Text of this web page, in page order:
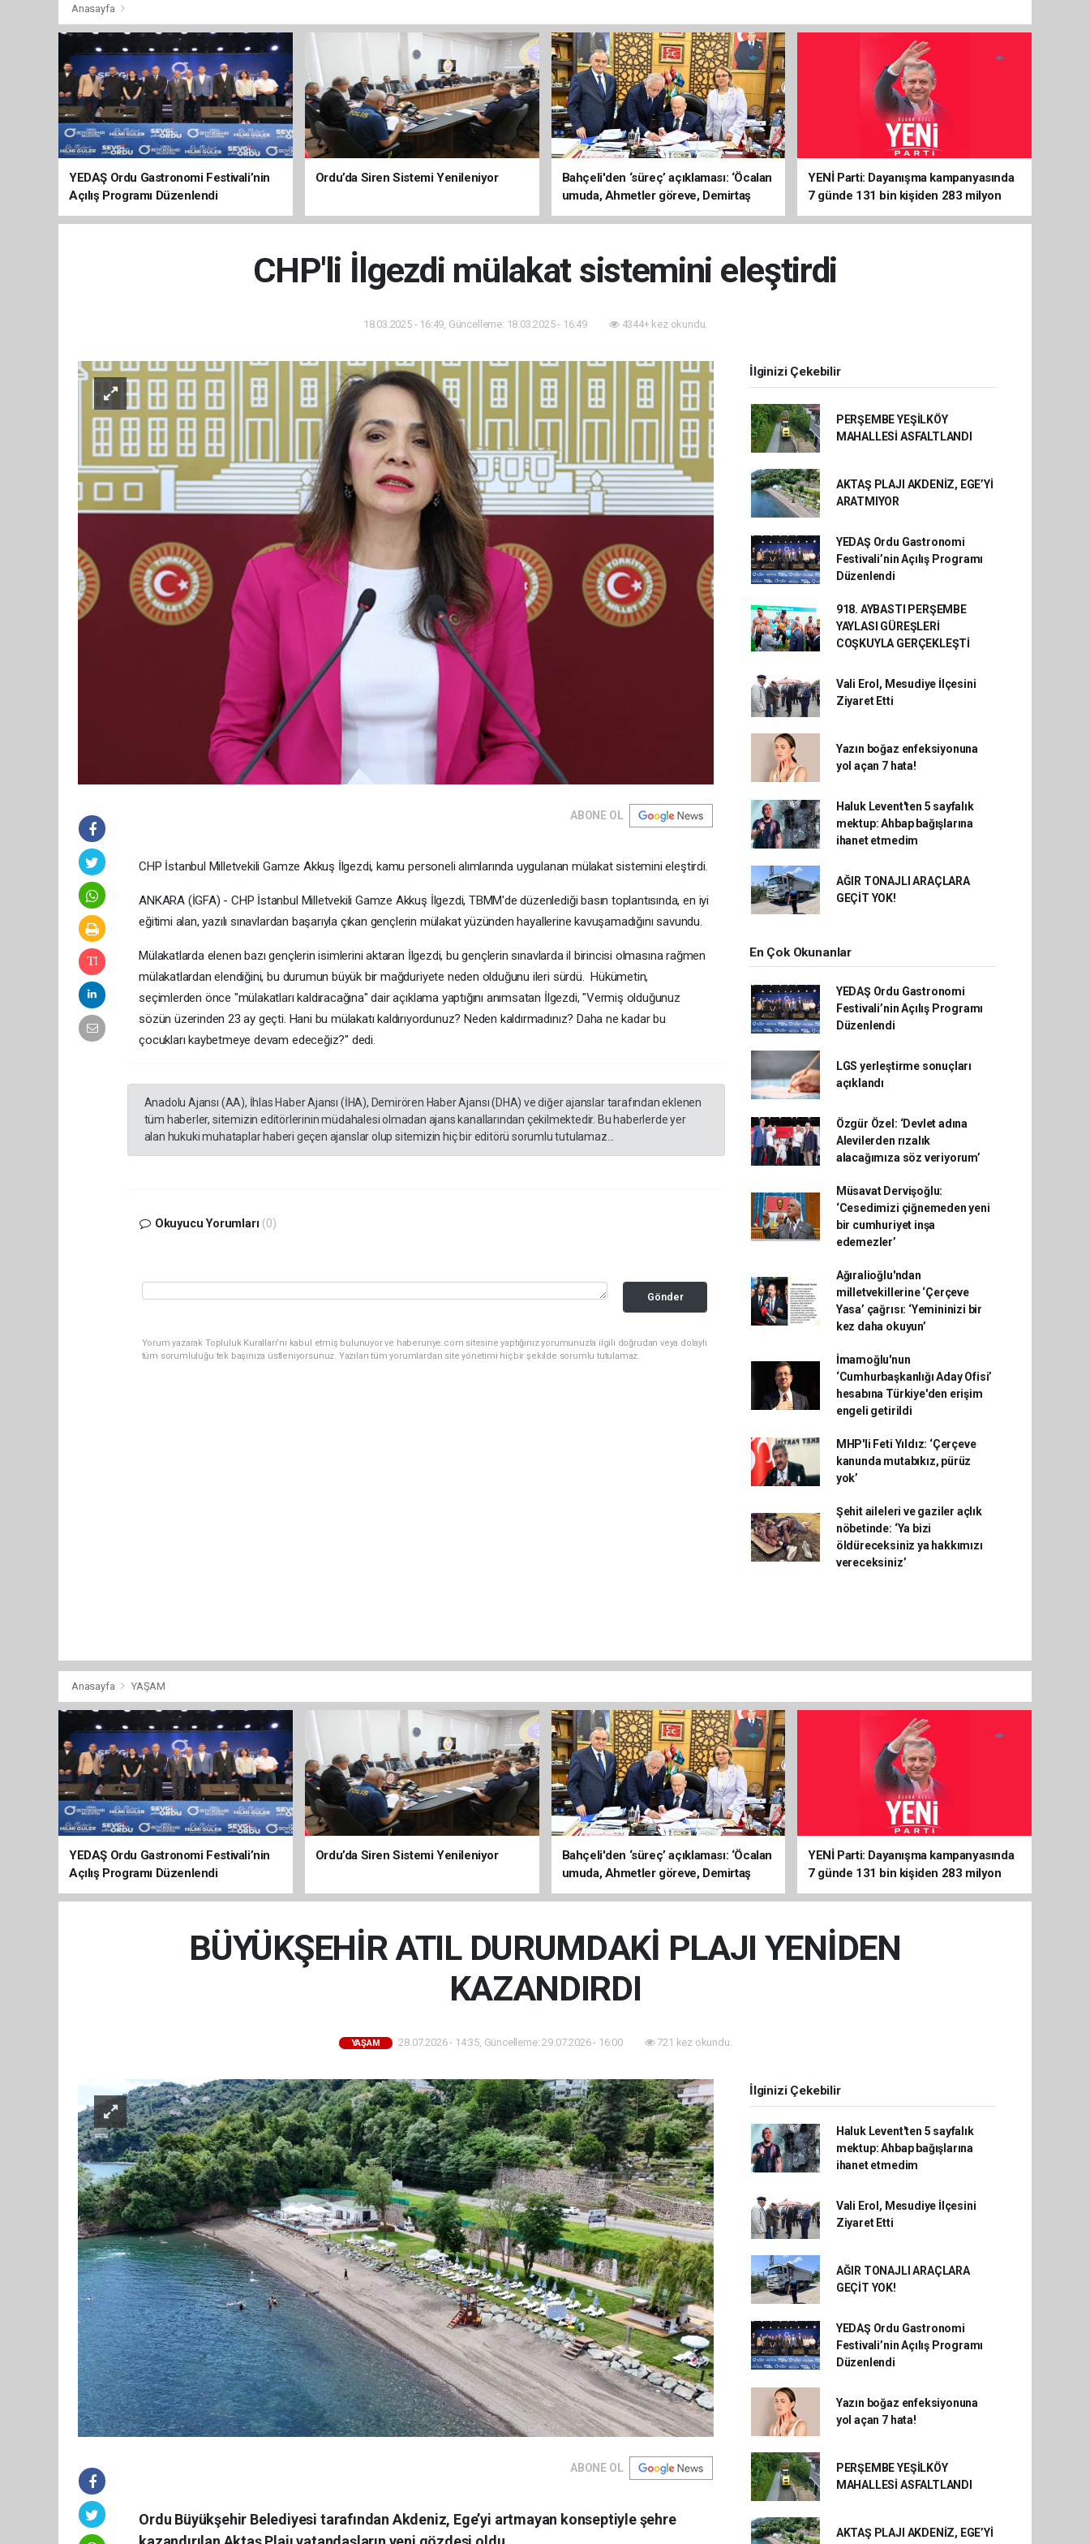
Anasayfa
YEDAŞ Ordu Gastronomi Festivali’nin
Açılış Programı Düzenlendi
Ordu’da Siren Sistemi Yenileniyor
Bahçeli'den ‘süreç’ açıklaması: ‘Öcalan
umuda, Ahmetler göreve, Demirtaş
evine dönmeli’
YENİ Parti: Dayanışma kampanyasında
7 günde 131 bin kişiden 283 milyon
liralık destek
CHP'li İlgezdi mülakat sistemini eleştirdi
18.03.2025 - 16:49, Güncelleme: 18.03.2025 - 16:49 4344+ kez okundu.
ABONE OL
CHP İstanbul Milletvekili Gamze Akkuş İlgezdi, kamu personeli alımlarında uygulanan mülakat sistemini eleştirdi.
ANKARA (İGFA) - CHP İstanbul Milletvekili Gamze Akkuş İlgezdi, TBMM'de düzenlediği basın toplantısında, en iyi
eğitimi alan, yazılı sınavlardan başarıyla çıkan gençlerin mülakat yüzünden hayallerine kavuşamadığını savundu.
Mülakatlarda elenen bazı gençlerin isimlerini aktaran İlgezdi, bu gençlerin sınavlarda il birincisi olmasına rağmen
mülakatlardan elendiğini, bu durumun büyük bir mağduriyete neden olduğunu ileri sürdü. Hükümetin,
seçimlerden önce "mülakatları kaldıracağına" dair açıklama yaptığını anımsatan İlgezdi, "Vermiş olduğunuz
sözün üzerinden 23 ay geçti. Hani bu mülakatı kaldırıyordunuz? Neden kaldırmadınız? Daha ne kadar bu
çocukları kaybetmeye devam edeceğiz?" dedi.
Anadolu Ajansı (AA), İhlas Haber Ajansı (İHA), Demirören Haber Ajansı (DHA) ve diğer ajanslar tarafından eklenen
tüm haberler, sitemizin editörlerinin müdahalesi olmadan ajans kanallarından çekilmektedir. Bu haberlerde yer
alan hukuki muhataplar haberi geçen ajanslar olup sitemizin hiç bir editörü sorumlu tutulamaz...
Okuyucu Yorumları (0)
Gönder
Yorum yazarak Topluluk Kuralları’nı kabul etmiş bulunuyor ve haberunye.com sitesine yaptığınız yorumunuzla ilgili doğrudan veya dolaylı
tüm sorumluluğu tek başınıza üstleniyorsunuz. Yazılan tüm yorumlardan site yönetimi hiçbir şekilde sorumlu tutulamaz.
İlginizi Çekebilir
PERŞEMBE YEŞİLKÖY
MAHALLESİ ASFALTLANDI
AKTAŞ PLAJI AKDENİZ, EGE’Yİ
ARATMIYOR
YEDAŞ Ordu Gastronomi
Festivali’nin Açılış Programı
Düzenlendi
918. AYBASTI PERŞEMBE
YAYLASI GÜREŞLERİ
COŞKUYLA GERÇEKLEŞTİ
Vali Erol, Mesudiye İlçesini
Ziyaret Etti
Yazın boğaz enfeksiyonuna
yol açan 7 hata!
Haluk Levent'ten 5 sayfalık
mektup: Ahbap bağışlarına
ihanet etmedim
AĞIR TONAJLI ARAÇLARA
GEÇİT YOK!
En Çok Okunanlar
YEDAŞ Ordu Gastronomi
Festivali’nin Açılış Programı
Düzenlendi
LGS yerleştirme sonuçları
açıklandı
Özgür Özel: ‘Devlet adına
Alevilerden rızalık
alacağımıza söz veriyorum’
Müsavat Dervişoğlu:
‘Cesedimizi çiğnemeden yeni
bir cumhuriyet inşa
edemezler’
Ağıralioğlu'ndan
milletvekillerine ‘Çerçeve
Yasa’ çağrısı: ‘Yemininizi bir
kez daha okuyun’
İmamoğlu'nun
‘Cumhurbaşkanlığı Aday Ofisi’
hesabına Türkiye'den erişim
engeli getirildi
MHP'li Feti Yıldız: ‘Çerçeve
kanunda mutabıkız, pürüz
yok’
Şehit aileleri ve gaziler açlık
nöbetinde: ‘Ya bizi
öldüreceksiniz ya hakkımızı
vereceksiniz’
Anasayfa YAŞAM
YEDAŞ Ordu Gastronomi Festivali’nin
Açılış Programı Düzenlendi
Ordu’da Siren Sistemi Yenileniyor
Bahçeli'den ‘süreç’ açıklaması: ‘Öcalan
umuda, Ahmetler göreve, Demirtaş
evine dönmeli’
YENİ Parti: Dayanışma kampanyasında
7 günde 131 bin kişiden 283 milyon
liralık destek
BÜYÜKŞEHİR ATIL DURUMDAKİ PLAJI YENİDEN
KAZANDIRDI
YAŞAM 28.07.2026 - 14:35, Güncelleme: 29.07.2026 - 16:00 721 kez okundu.
ABONE OL
Ordu Büyükşehir Belediyesi tarafından Akdeniz, Ege’yi artmayan konseptiyle şehre
İlginizi Çekebilir
Haluk Levent'ten 5 sayfalık
mektup: Ahbap bağışlarına
ihanet etmedim
Vali Erol, Mesudiye İlçesini
Ziyaret Etti
AĞIR TONAJLI ARAÇLARA
GEÇİT YOK!
YEDAŞ Ordu Gastronomi
Festivali’nin Açılış Programı
Düzenlendi
Yazın boğaz enfeksiyonuna
yol açan 7 hata!
PERŞEMBE YEŞİLKÖY
MAHALLESİ ASFALTLANDI
AKTAŞ PLAJI AKDENİZ, EGE’Yİ